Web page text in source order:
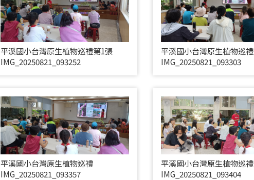
平溪國小台灣原生植物巡禮第1張
IMG_20250821_093252
平溪國小台灣原生植物巡禮
IMG_20250821_093303
平溪國小台灣原生植物巡禮
IMG_20250821_093357
平溪國小台灣原生植物巡禮
IMG_20250821_093404